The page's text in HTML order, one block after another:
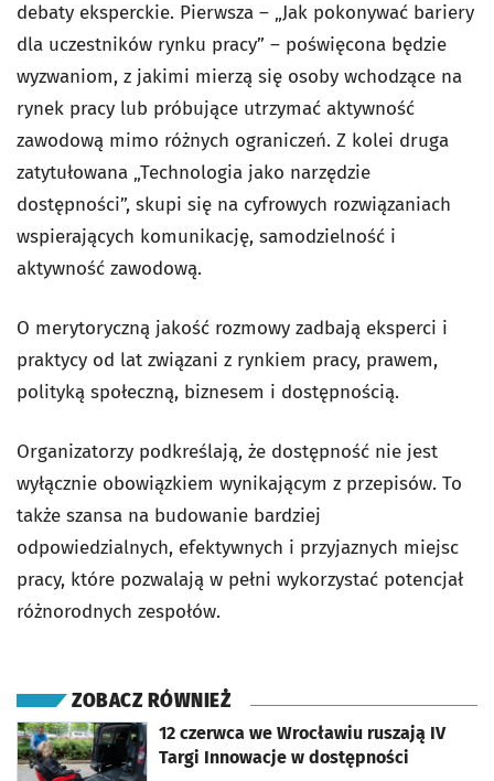
debaty eksperckie. Pierwsza – „Jak pokonywać bariery
dla uczestników rynku pracy” – poświęcona będzie
wyzwaniom, z jakimi mierzą się osoby wchodzące na
rynek pracy lub próbujące utrzymać aktywność
zawodową mimo różnych ograniczeń. Z kolei druga
zatytułowana „Technologia jako narzędzie
dostępności”, skupi się na cyfrowych rozwiązaniach
wspierających komunikację, samodzielność i
aktywność zawodową.
O merytoryczną jakość rozmowy zadbają eksperci i
praktycy od lat związani z rynkiem pracy, prawem,
polityką społeczną, biznesem i dostępnością.
Organizatorzy podkreślają, że dostępność nie jest
wyłącznie obowiązkiem wynikającym z przepisów. To
także szansa na budowanie bardziej
odpowiedzialnych, efektywnych i przyjaznych miejsc
pracy, które pozwalają w pełni wykorzystać potencjał
różnorodnych zespołów.
ZOBACZ RÓWNIEŻ
12 czerwca we Wrocławiu ruszają IV
Targi Innowacje w dostępności
otworzy się w nowej karcie